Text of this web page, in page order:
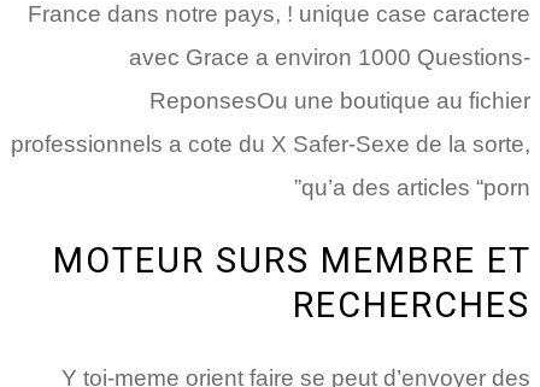
France dans notre pays, ! unique case caractere
avec Grace a environ 1000 Questions-
ReponsesOu une boutique au fichier
professionnels a cote du X Safer-Sexe de la sorte,
qu’a des articles “porn”
MOTEUR SURS MEMBRE ET
RECHERCHES
Y toi-meme orient faire se peut d’envoyer des